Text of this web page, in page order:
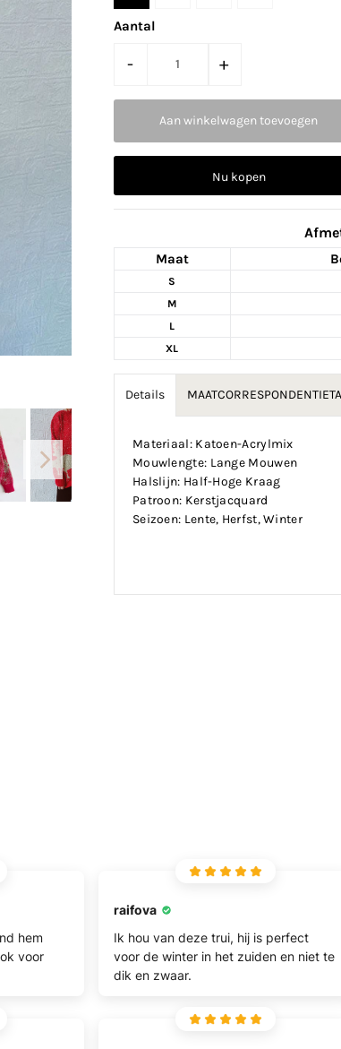
Aantal
- +
Nu kopen
Maat
S
M
L
XL
Details
Materiaal: Katoen-Acrylmix
Mouwlengte: Lange Mouwen
Halslijn: Half-Hoge Kraag
Patroon: Kerstjacquard
Seizoen: Lente, Herfst, Winter
hem
voor
raifova
Ik hou van deze trui, hij is perfect
voor de winter in het zuiden en niet te
dik en zwaar.
van 10% geven op uw eerste
code bij het afrekenen: NIE10